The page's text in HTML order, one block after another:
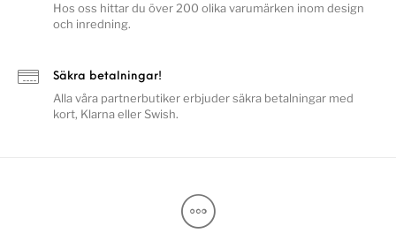
Hos oss hittar du över 200 olika varumärken inom design
och inredning.
Säkra betalningar!
Alla våra partnerbutiker erbjuder säkra betalningar med
kort, Klarna eller Swish.